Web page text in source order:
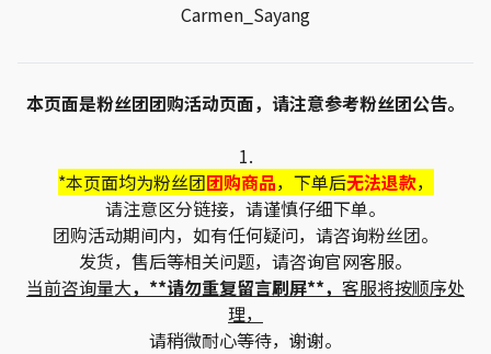
Carmen_Sayang
本页面是粉丝团团购活动页面，请注意参考粉丝团公告。
1.
*本页面均为粉丝团团购商品，下单后无法退款，
请注意区分链接，请谨慎仔细下单。
团购活动期间内，如有任何疑问，请咨询粉丝团。
发货，售后等相关问题，请咨询官网客服。
当前咨询量大，**请勿重复留言刷屏**， 客服将按顺序处
理，
请稍微耐心等待，谢谢。